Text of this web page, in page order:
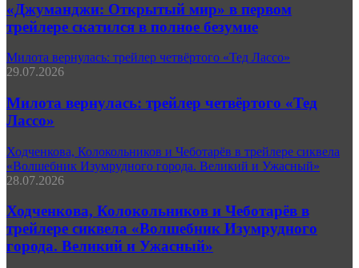
«Джуманджи: Открытый мир» в первом
трейлере скатился в полное безумие
Милота вернулась: трейлер четвёртого «Тед Лассо»
29.07.2026
Милота вернулась: трейлер четвёртого «Тед
Лассо»
Ходченкова, Колокольников и Чеботарёв в трейлере сиквела
«Волшебник Изумрудного города. Великий и Ужасный»
28.07.2026
Ходченкова, Колокольников и Чеботарёв в
трейлере сиквела «Волшебник Изумрудного
города. Великий и Ужасный»